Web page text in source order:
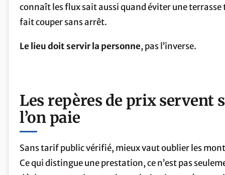
connaît les flux sait aussi quand éviter une terrasse
fait couper sans arrêt.
Le lieu doit servir la personne, pas l’inverse.
Les repères de prix servent
l’on paie
Sans tarif public vérifié, mieux vaut oublier les
Ce qui distingue une prestation, ce n’est pas